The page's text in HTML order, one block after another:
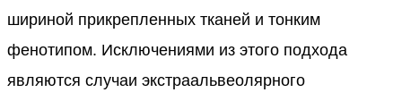
шириной прикрепленных тканей и тонким
фенотипом. Исключениями из этого подхода
являются случаи экстраальвеолярного